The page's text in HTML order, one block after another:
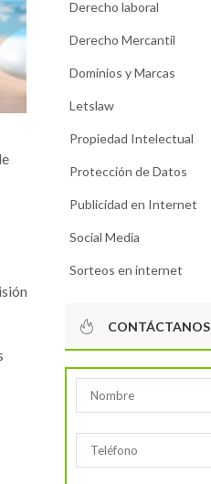
Derecho laboral
Derecho Mercantil
Dominios y Marcas
Letslaw
Propiedad Intelectual
Protección de Datos
Publicidad en Internet
Social Media
Sorteos en internet
CONTÁCTANOS